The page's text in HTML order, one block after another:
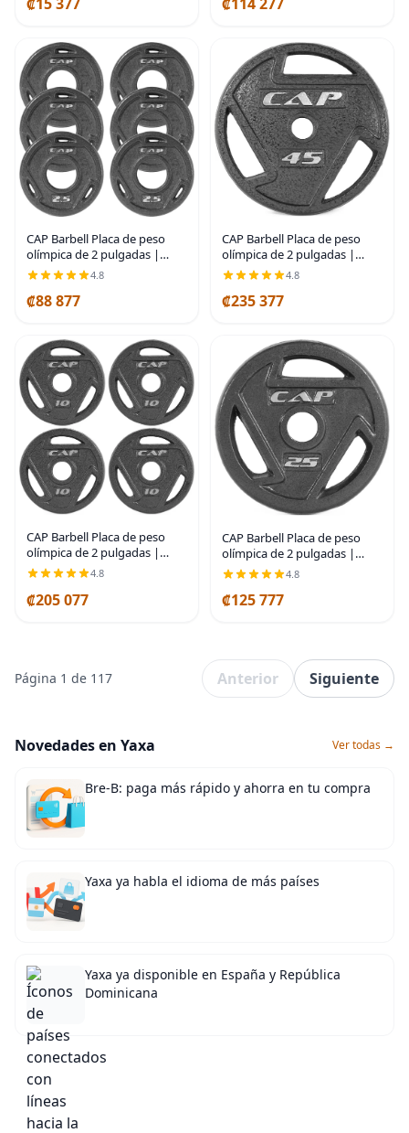
sentadillas, estocadas,
CAP Barbell Placa de peso
olímpica de 2 pulgadas |
Múltiples opciones
4.8
₡88 877
CAP Barbell Placa de peso
olímpica de 2 pulgadas |
Múltiples opciones
4.8
₡235 377
CAP Barbell Placa de peso
olímpica de 2 pulgadas |
Múltiples opciones
4.8
₡205 077
CAP Barbell Placa de peso
olímpica de 2 pulgadas |
Múltiples opciones
4.8
₡125 777
Página 1 de 117 Anterior Siguiente
Novedades en Yaxa Ver todas →
Bre-B: paga más rápido y ahorra en tu compra
Yaxa ya habla el idioma de más países
Yaxa ya disponible en España y República
Dominicana